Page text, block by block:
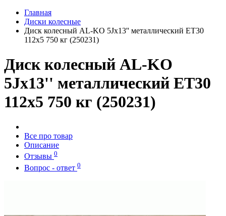
Главная
Диски колесные
Диск колесный AL-KO 5Jx13'' металлический ET30
112x5 750 кг (250231)
Диск колесный AL-KO
5Jx13'' металлический ET30
112x5 750 кг (250231)
Все про товар
Описание
Отзывы 0
Вопрос - ответ 0